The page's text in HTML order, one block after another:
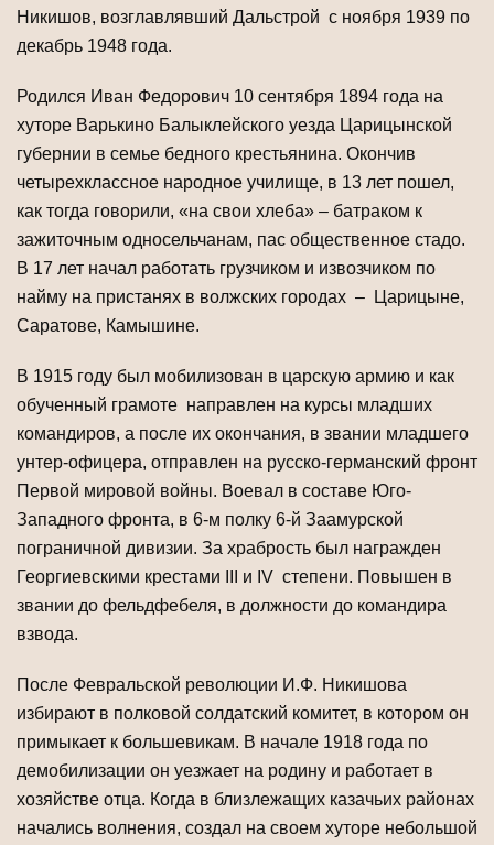
Никишов, возглавлявший Дальстрой с ноября 1939 по
декабрь 1948 года.
Родился Иван Федорович 10 сентября 1894 года на
хуторе Варькино Балыклейского уезда Царицынской
губернии в семье бедного крестьянина. Окончив
четырехклассное народное училище, в 13 лет пошел,
как тогда говорили, «на свои хлеба» – батраком к
зажиточным односельчанам, пас общественное стадо.
В 17 лет начал работать грузчиком и извозчиком по
найму на пристанях в волжских городах – Царицыне,
Саратове, Камышине.
В 1915 году был мобилизован в царскую армию и как
обученный грамоте направлен на курсы младших
командиров, а после их окончания, в звании младшего
унтер-офицера, отправлен на русско-германский фронт
Первой мировой войны. Воевал в составе Юго-
Западного фронта, в 6-м полку 6-й Заамурской
пограничной дивизии. За храбрость был награжден
Георгиевскими крестами III и IV степени. Повышен в
звании до фельдфебеля, в должности до командира
взвода.
После Февральской революции И.Ф. Никишова
избирают в полковой солдатский комитет, в котором он
примыкает к большевикам. В начале 1918 года по
демобилизации он уезжает на родину и работает в
хозяйстве отца. Когда в близлежащих казачьих районах
начались волнения, создал на своем хуторе небольшой